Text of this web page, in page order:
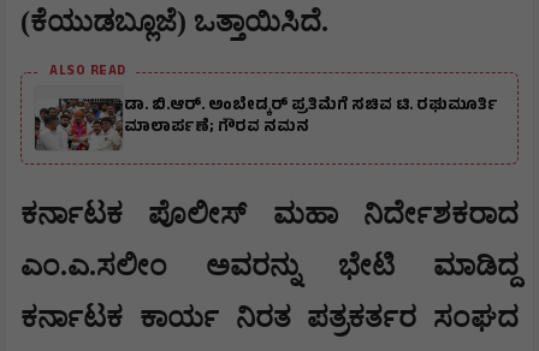
(ಕೆಯುಡಬ್ಲೂಜೆ) ಒತ್ತಾಯಿಸಿದೆ.
ALSO READ
ಡಾ. ಬಿ.ಆರ್. ಅಂಬೇಡ್ಕರ್ ಪ್ರತಿಮೆಗೆ ಸಚಿವ ಟಿ. ರಘುಮೂರ್ತಿ
ಮಾಲಾರ್ಪಣೆ; ಗೌರವ ನಮನ
ಕರ್ನಾಟಕ ಪೊಲೀಸ್ ಮಹಾ ನಿರ್ದೇಶಕರಾದ
ಎಂ.ಎ.ಸಲೀಂ ಅವರನ್ನು ಭೇಟಿ ಮಾಡಿದ್ದ
ಕರ್ನಾಟಕ ಕಾರ್ಯ ನಿರತ ಪತ್ರಕರ್ತರ ಸಂಘದ